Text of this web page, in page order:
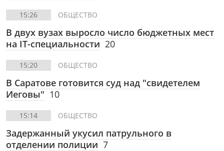
15:26 ОБЩЕСТВО
В двух вузах выросло число бюджетных мест
на IT-специальности 20
15:20 ОБЩЕСТВО
В Саратове готовится суд над "свидетелем
Иеговы" 10
15:14 ОБЩЕСТВО
Задержанный укусил патрульного в
отделении полиции 7